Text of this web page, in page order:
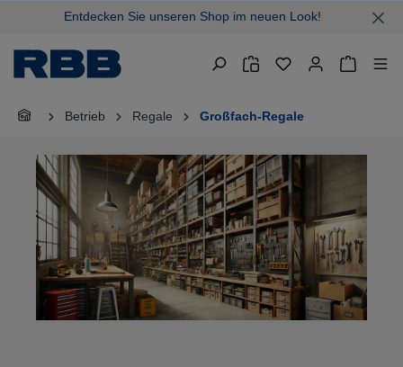
springenEntdecken Sie unseren Shop im neuen Look!
Betrieb Regale Großfach-Regale